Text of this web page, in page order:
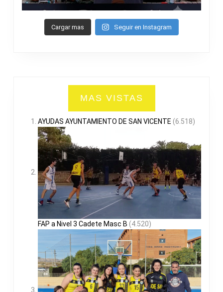
Cargar mas Seguir en Instagram
MAS VISTAS
AYUDAS AYUNTAMIENTO DE SAN VICENTE (6.518)
FAP a Nivel 3 Cadete Masc B (4.520)